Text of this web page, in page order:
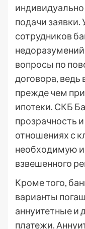
подачи заявки.
сотрудников
вопросы по
договора,
прежде чем
ипотеки. СКБ
прозрачность
отношениях с
необходимую
взвешенного
Кроме того,
варианты
аннуитетные и
платежи.